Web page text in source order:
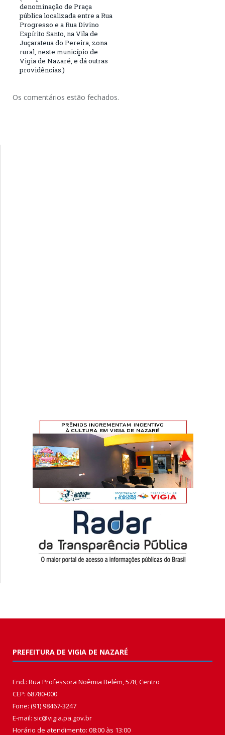
denominação de Praça
pública localizada entre a Rua
Progresso e a Rua Divino
Espírito Santo, na Vila de
Juçarateua do Pereira, zona
rural, neste município de
Vigia de Nazaré, e dá outras
providências.)
Os comentários estão fechados.
PREFEITURA DE VIGIA DE NAZARÉ
End.: Rua Professora Noêmia Belém, 578, Centro
CEP: 68780-000
Fone: (91) 98467-3247
E-mail: sic@vigia.pa.gov.br
Horário de atendimento: 08:00 às 13:00